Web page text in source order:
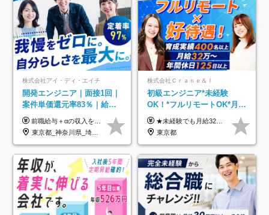
株式会社アイ・ディ・エイチ
開発エンジニア｜面接1回｜
案件単価還元率83％｜給与
UP保証｜年休140日｜在宅
利用率9割｜独立支援・副業
制度
前職給与＋αの収入を保証 月給42万円～120万円＋各種手当＋賞与 給与基準が明確かつ高還元です。 一人ひとりが安定した環境のもと、長く活躍できる職場を目指しています。 ※平均年収650万円 ・還元率83％ ・各種手当について 職能手当／職務手当／資格手当／営業手当 など ※前職での経験・能力、給与などを考慮の上、当社規定により優遇いたします ※試用期間あり（3ヶ月／期間中の条件に変動はありません） ※上記金額には固定残業代（78,948円～225,564円/月30時間分）を含みます 超過分は別途全額支給いたします ・年収UPを保証 過去には転職時に〈年収200万円UP〉したエンジニアも在籍しています。入社時だけでなく、入社後も安心の給与水準で働ける環境です。キャリアや技術力が正当に評価されていないと感じていたら、一度面接でお話ししましょう！ 当社では管理職の人数は最低限にし、無駄な管理をしません。その費用削減分を社員の給与に還元しています！
東京都_神奈川県_埼玉県_千葉県_大阪府_愛知県_北海道_青森県_岩手県_宮城県_秋田県_山形県_福島県_茨城県_栃木県_群馬県_新潟県_山梨県_長野県_富山県_石川県_福井県_静岡県_岐阜県_三重県_兵庫県_京都府_滋賀県_奈良県_和歌山県_広島県_岡山県_鳥取県_島根県_山口県_徳島県_香川県_愛媛県_高知県_福岡県_熊本県_佐賀県_長崎県_大分県_宮崎県_鹿児島県_沖縄県
株式会社Ｃｒａｎｅ＆Ｉ
初級エンジニア*未経験
OK！*フルリモートOK*月給
32万～*残業月9.8h*1ヶ月の
研修*資格取得率100％
★未経験でも月給32万円スタート★ 月収32万円～35万円＋各種手当（資格手当だけで毎月15万の上乗せ実績あり！） ★資格手当豊富！1資格につき最大3万円支給 ★功績手当の導入で、毎月のお給与に上乗せで最大10万円支給している社員も！ ★1回の昇級で年収数十万UPも可 ★ゆくゆくは年収1000万以上も目指せる 年俸384万円～1,162万8,000円（12分割） ※経験・スキルを考慮の上決定します ※上記金額には固定残業代（月30h分・60,800円～66,500円）を含みます ※超過分は別途全額支給します ※試用期間2ヶ月間あり（その他待遇に差異はありません）
東京都